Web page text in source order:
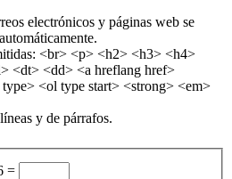
electrónicos y páginas web se
<br> <p> <h2> <h3> <h4>
<dt> <dd> <a hreflang href>
<ol type start> <strong> <em>
y de párrafos.
=